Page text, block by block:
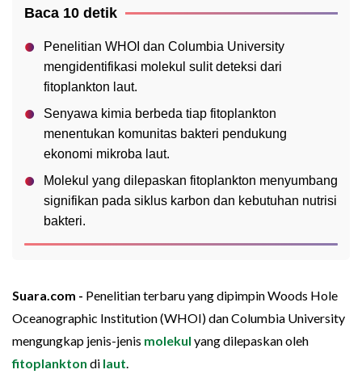
Baca 10 detik
Penelitian WHOI dan Columbia University
mengidentifikasi molekul sulit deteksi dari
fitoplankton laut.
Senyawa kimia berbeda tiap fitoplankton
menentukan komunitas bakteri pendukung
ekonomi mikroba laut.
Molekul yang dilepaskan fitoplankton menyumbang
signifikan pada siklus karbon dan kebutuhan nutrisi
bakteri.
Suara.com - Penelitian terbaru yang dipimpin Woods Hole
Oceanographic Institution (WHOI) dan Columbia University
mengungkap jenis-jenis molekul yang dilepaskan oleh
fitoplankton di laut